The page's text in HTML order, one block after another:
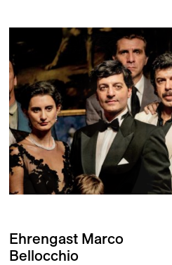
Ehrengast Marco
Bellocchio